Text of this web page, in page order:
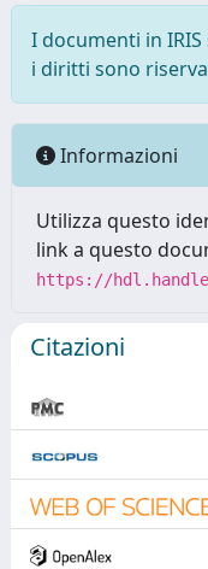
I documenti in
i diritti sono
Informazioni
Utilizza questo
link a questo
https://
Citazioni